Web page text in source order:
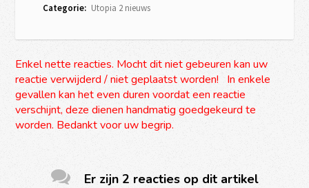
Categorie: Utopia 2 nieuws
Enkel nette reacties. Mocht dit niet gebeuren kan uw
reactie verwijderd / niet geplaatst worden! In enkele
gevallen kan het even duren voordat een reactie
verschijnt, deze dienen handmatig goedgekeurd te
worden. Bedankt voor uw begrip.
Er zijn 2 reacties op dit artikel